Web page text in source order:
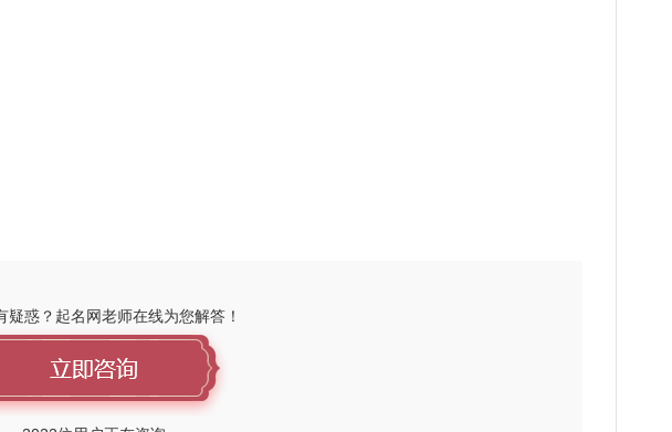
疑惑？起名网老师在线为您解答！